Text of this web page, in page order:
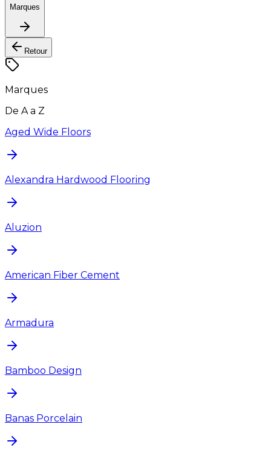
Marques
Retour
Marques
De A a Z
Aged Wide Floors
Alexandra Hardwood Flooring
Aluzion
American Fiber Cement
Armadura
Bamboo Design
Banas Porcelain